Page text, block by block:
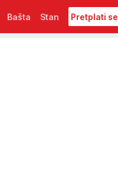
Bašta Stan Pretplati se